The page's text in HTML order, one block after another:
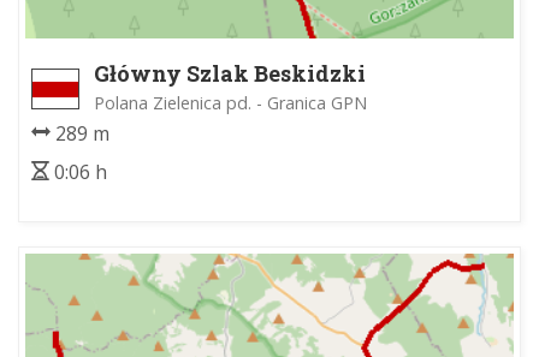
Główny Szlak Beskidzki
Polana Zielenica pd. - Granica GPN
289 m
0:06 h